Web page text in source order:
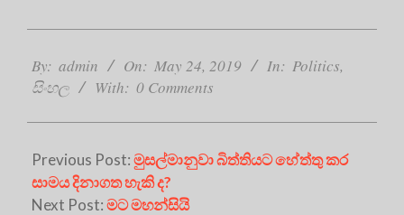
05-
24
By: admin On: May 24, 2019 In: Politics,
සිංහල
With: 0 Comments
Previous Post:මුසල්මානුවා බිත්තියට හේත්තු කර
සාමය දිනාගත හැකි ද?
Next Post:මට මහන්සියි